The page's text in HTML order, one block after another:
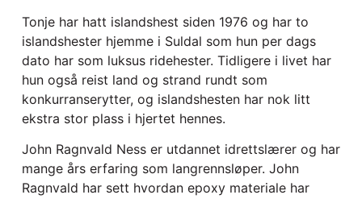
Tonje har hatt islandshest siden 1976 og har to
islandshester hjemme i Suldal som hun per dags
dato har som luksus ridehester. Tidligere i livet har
hun også reist land og strand rundt som
konkurranserytter, og islandshesten har nok litt
ekstra stor plass i hjertet hennes.
John Ragnvald Ness er utdannet idrettslærer og har
mange års erfaring som langrennsløper. John
Ragnvald har sett hvordan epoxy materiale har